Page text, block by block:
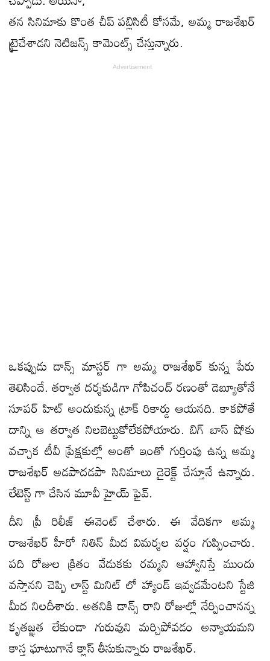
తన సినిమాకు కొంత చీప్ పబ్లిసిటీ కోసమే, అమ్మ రాజశేఖ‌ర్
ట్రైచేశాడ‌ని నెటిజ‌న్స్ కామెంట్స్ చేస్తున్నారు.
ఒకప్పుడు డాన్స్ మాస్టర్ గా అమ్మ రాజశేఖర్ కున్న పేరు
తెలిసిందే. తర్వాత దర్శకుడిగా గోపిచంద్ రణంతో డెబ్యూతోనే
సూపర్ హిట్ అందుకున్న ట్రాక్ రికార్డు ఆయనది. కాకపోతే
దాన్ని ఆ తర్వాత నిలబెట్టుకోలేకపోయారు. బిగ్ బాస్ షోకు
వచ్చాక టీవీ ప్రేక్షకుల్లో అంతో ఇంతో గుర్తింపు ఉన్న అమ్మ
రాజశేఖర్ అడపాదడపా సినిమాలు డైరెక్ట్ చేస్తూనే ఉన్నారు.
లేటెస్ట్ గా చేసిన మూవీ హైయ్ ఫైవ్.
దీని ప్రీ రిలీజ్ ఈవెంట్ చేశారు. ఈ వేదికగా అమ్మ
రాజశేఖర్ హీరో నితిన్ మీద విమర్శల వర్షం గుప్పించారు.
పది రోజుల క్రితం వేడుకకు రమ్మని ఆహ్వానిస్తే ముందు
వస్తానని చెప్పి లాస్ట్ మినిట్ లో హ్యాండ్ ఇవ్వడమేంటని స్టేజి
మీద నిలదీశారు. అతనికి డాన్స్ రాని రోజుల్లో నేర్పించానన్న
కృతజ్ఞత లేకుండా గురువుని మర్చిపోవడం అన్యాయమని
కాస్త ఘాటుగానే క్లాస్ తీసుకున్నారు రాజశేఖర్.